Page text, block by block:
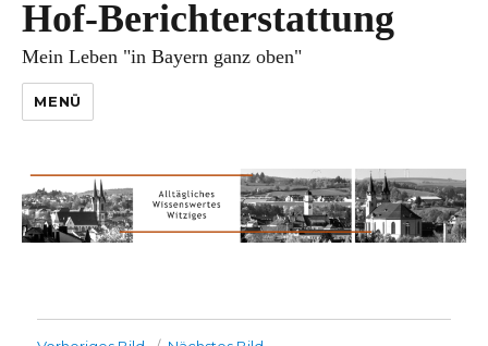
Hof-Berichterstattung
Mein Leben "in Bayern ganz oben"
MENÜ